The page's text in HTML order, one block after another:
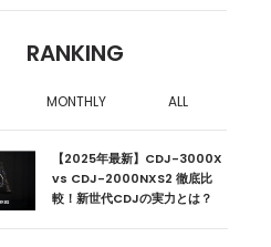
RANKING
MONTHLY ALL
【2025年最新】CDJ-3000X
vs CDJ-2000NXS2 徹底比
較！新世代CDJの実力とは？